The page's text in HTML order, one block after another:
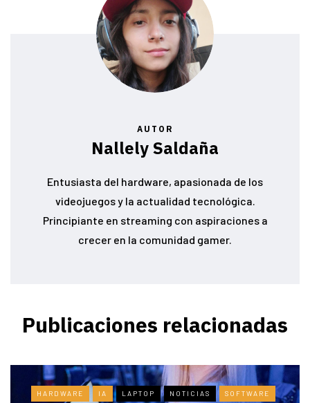
AUTOR
Nallely Saldaña
Entusiasta del hardware, apasionada de los
videojuegos y la actualidad tecnológica.
Principiante en streaming con aspiraciones a
crecer en la comunidad gamer.
Publicaciones relacionadas
HARDWARE IA LAPTOP NOTICIAS SOFTWARE